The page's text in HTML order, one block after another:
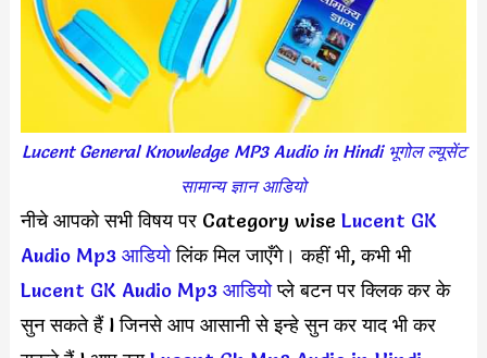
Lucent General Knowledge MP3 Audio in Hindi भूगोल ल्यूसेंट
सामान्य ज्ञान आडियो
नीचे आपको सभी विषय पर Category wise Lucent GK
Audio Mp3 आडियोलिंक मिल जाएँगे। कहीं भी, कभी भी
Lucent GK Audio Mp3 आडियोप्ले बटन पर क्लिक कर के
सुन सकते हैं l जिनसे आप आसानी से इन्हे सुन कर याद भी कर